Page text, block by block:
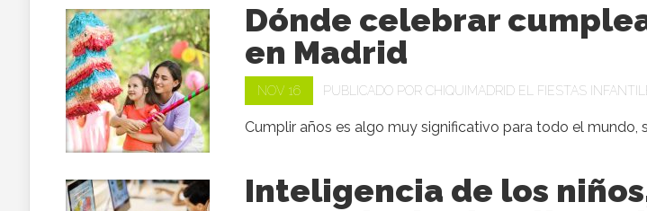
Dónde celebrar
en Madrid
NOV 16 PUBLICADO POR CHIQUIMADRID EL FIESTAS
Cumplir años es algo muy significativo para todo el mundo,
Inteligencia de los